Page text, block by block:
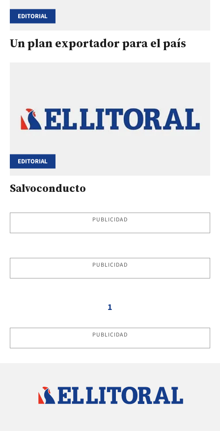
EDITORIAL
Un plan exportador para el país
EDITORIAL
Salvoconducto
PUBLICIDAD
PUBLICIDAD
1
PUBLICIDAD